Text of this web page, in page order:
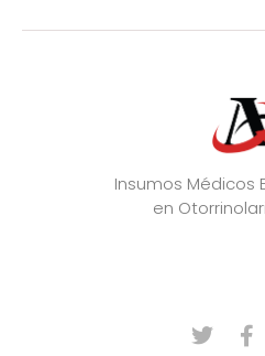
Insumos Médicos
en